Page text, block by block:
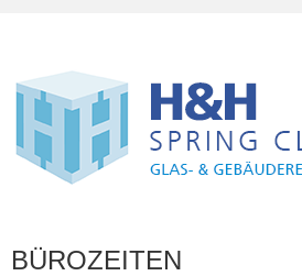
BÜROZEITEN